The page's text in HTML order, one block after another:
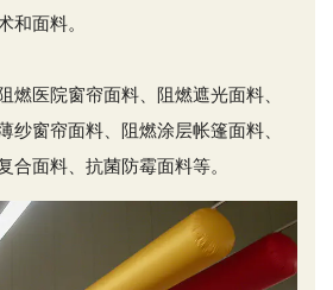
和面料。
燃医院窗帘面料、阻燃遮光面料、
纱窗帘面料、阻燃涂层帐篷面料、
合面料、抗菌防霉面料等。